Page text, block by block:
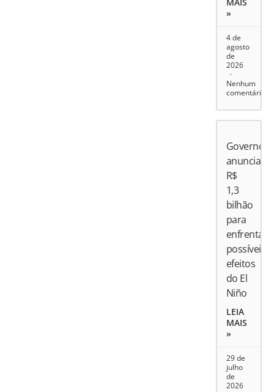
»
4 de
agosto
de
2026
Nenhum
comentário
Governo
anuncia
R$
1,3
bilhão
para
enfrentar
possíveis
efeitos
do El
Niño
LEIA
MAIS
»
29 de
julho
de
2026